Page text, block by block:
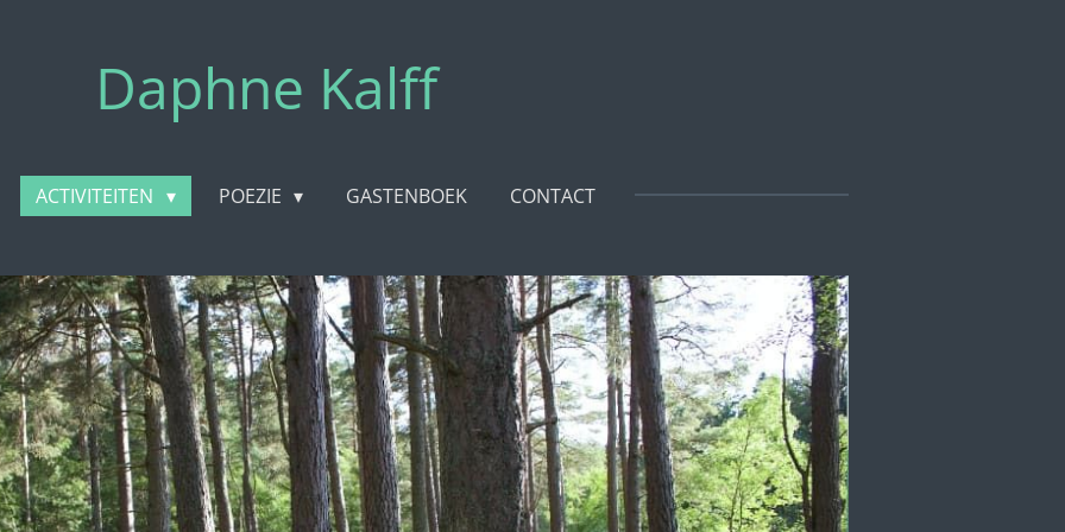
Daphne Kalff
ACTIVITEITEN POEZIE GASTENBOEK CONTACT